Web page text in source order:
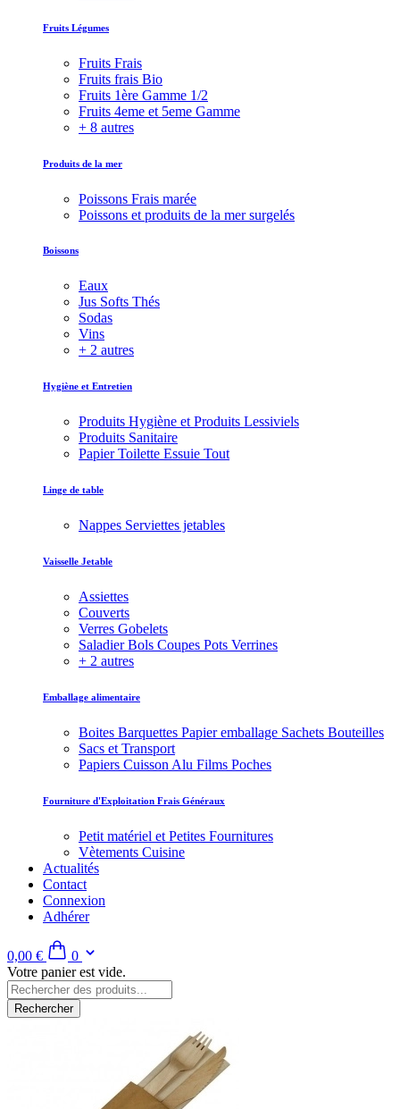
Fruits Légumes
Fruits Frais
Fruits frais Bio
Fruits 1ère Gamme 1/2
Fruits 4eme et 5eme Gamme
+ 8 autres
Produits de la mer
Poissons Frais marée
Poissons et produits de la mer surgelés
Boissons
Eaux
Jus Softs Thés
Sodas
Vins
+ 2 autres
Hygiène et Entretien
Produits Hygiène et Produits Lessiviels
Produits Sanitaire
Papier Toilette Essuie Tout
Linge de table
Nappes Serviettes jetables
Vaisselle Jetable
Assiettes
Couverts
Verres Gobelets
Saladier Bols Coupes Pots Verrines
+ 2 autres
Emballage alimentaire
Boites Barquettes Papier emballage Sachets Bouteilles
Sacs et Transport
Papiers Cuisson Alu Films Poches
Fourniture d'Exploitation Frais Généraux
Petit matériel et Petites Fournitures
Vètements Cuisine
Actualités
Contact
Connexion
Adhérer
0,00 €
0
Votre panier est vide.
Rechercher